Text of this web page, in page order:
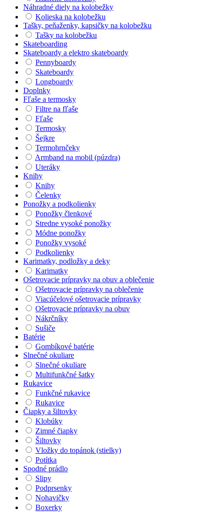
Náhradné diely na kolobežky
Kolieska na kolobežku
Tašky, peňaženky, kapsičky na kolobežku
Tašky na kolobežku
Skateboarding
Skateboardy a elektro skateboardy
Pennyboardy
Skateboardy
Longboardy
Doplnky
Fľaše a termosky
Filtre na fľaše
Fľaše
Termosky
Šejkre
Termohrnčeky
Armband na mobil (púzdra)
Uteráky
Knihy
Knihy
Čelenky
Ponožky a podkolienky
Ponožky členkové
Stredne vysoké ponožky
Módne ponožky
Ponožky vysoké
Podkolienky
Karimatky, podložky a deky
Karimatky
Ošetrovacie prípravky na obuv a oblečenie
Ošetrovacie prípravky na oblečenie
Viacúčelové ošetrovacie prípravky
Ošetrovacie prípravky na obuv
Nákrčníky
Sušiče
Batérie
Gombíkové batérie
Slnečné okuliare
Slnečné okuliare
Multifunkčné šatky
Rukavice
Funkčné rukavice
Rukavice
Čiapky a šiltovky
Klobúky
Zimné čiapky
Šiltovky
Vložky do topánok (stielky)
Potítka
Spodné prádlo
Slipy
Podprsenky
Nohavičky
Boxerky